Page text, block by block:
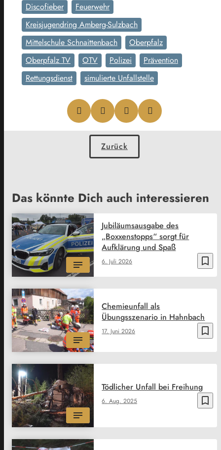
Discofieber
Feuerwehr
Kreisjugendring Amberg-Sulzbach
Mittelschule Schnaittenbach
Oberpfalz
Oberpfalz TV
OTV Polizei
Prävention
Rettungsdienst
simulierte Unfallstelle
Zurück
Das könnte Dich auch interessieren
bookmark_border
6. Juli 2026
Jubiläumsausgabe des
„Boxxenstopps“ sorgt für
Aufklärung und Spaß
bookmark_border
17. Juni 2026
Chemieunfall als
Übungsszenario in Hahnbach
bookmark_border
6. Aug. 2025
Tödlicher Unfall bei Freihung